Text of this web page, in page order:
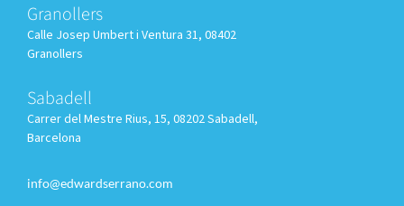
Granollers
Calle Josep Umbert i Ventura 31, 08402
Granollers
Sabadell
Carrer del Mestre Rius, 15, 08202 Sabadell,
Barcelona
info@edwardserrano.com